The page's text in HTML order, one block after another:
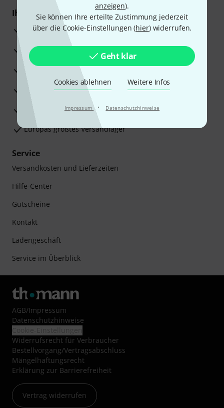
anzeigen).
Sie können Ihre erteilte Zustimmung jederzeit
über die Cookie-Einstellungen (hier) widerrufen.
Geht klar
Cookies ablehnen Weitere Infos
Impressum · Datenschutzhinweise
Ihre Vorteile
3 Jahre Thomann Garantie
30 Tage Money-Back-Garantie
Reparaturservice
Beratung durch Fachexperten
Zufriedenheitsgarantie
Europas größtes Versandlager
Service
Versandkosten und Lieferzeiten
Hilfe-Center
Gutscheine
Kontakt
Ladengeschäft
Service im Überblick
AGB/Impressum
Datenschutzhinweise
Widerrufsrecht für Verbraucher
Bestellvorgang/Vertragsabschluss
Mängelhaftungsrecht
Erklärung zur Barrierefreiheit
Vertrag widerrufen